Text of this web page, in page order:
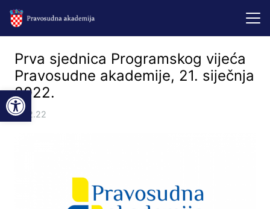
Open toolbar
Prva sjednica Programskog vijeća
Pravosudne akademije, 21. siječnja
2022.
9.02.22